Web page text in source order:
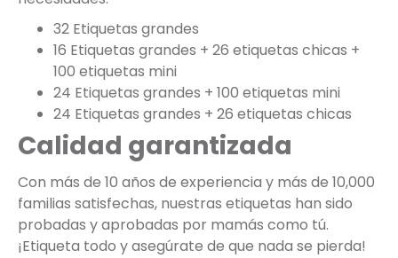
32 Etiquetas grandes
16 Etiquetas grandes + 26 etiquetas chicas +
100 etiquetas mini
24 Etiquetas grandes + 100 etiquetas mini
24 Etiquetas grandes + 26 etiquetas chicas
Calidad garantizada
Con más de 10 años de experiencia y más de 10,000
familias satisfechas, nuestras etiquetas han sido
probadas y aprobadas por mamás como tú.
¡Etiqueta todo y asegúrate de que nada se pierda!